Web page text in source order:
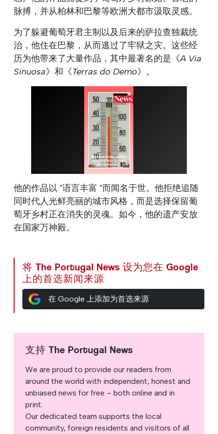
脉搏，并从柏林和巴黎等欧洲大都市汲取灵感。
为了躲避葡萄牙君主制以及后来的萨拉查独裁统
治，他住在巴黎，从而逃过了牢狱之灾。这些经
历为他带来了大量作品，其中最著名的是《A Via
Sinuosa》和《Terras do Demo》。
他的作品以 "语言丰富 "而闻名于世。他拒绝追随
同时代人光鲜亮丽的城市风格，而是选择保留葡
萄牙乡村正在消失的灵魂。如今，他的遗产安放
在国家万神殿。
将 The Portugal News 设为您在 Google
上的首选新闻来源
在 Google 上添加为首选来源
支持 The Portugal News
We are proud to provide our readers from
around the world with independent, honest and
unbiased news for free – both online and in
print.
Our dedicated team supports the local
community, foreign residents and visitors of all